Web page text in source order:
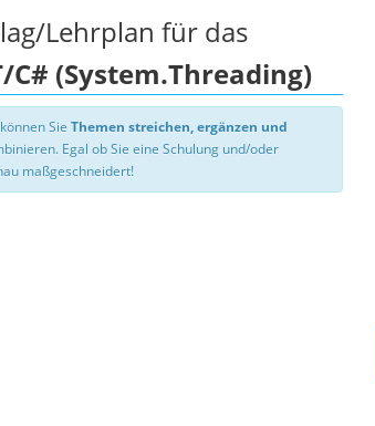
Lehrplan für das
(System.Threading)
Sie Themen streichen, ergänzen und
Egal ob Sie eine Schulung und/oder
maßgeschneidert!